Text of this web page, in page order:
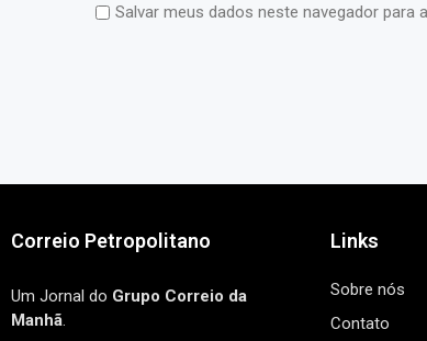
Salvar meus dados neste navegador para
Correio Petropolitano
Um Jornal do Grupo Correio da
Manhã.
Links
Sobre nós
Contato